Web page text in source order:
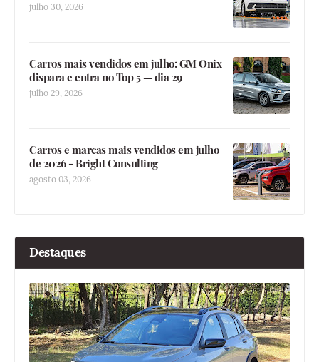
julho 30, 2026
Carros mais vendidos em julho: GM Onix
dispara e entra no Top 5 — dia 29
julho 29, 2026
Carros e marcas mais vendidos em julho
de 2026 - Bright Consulting
agosto 03, 2026
Destaques